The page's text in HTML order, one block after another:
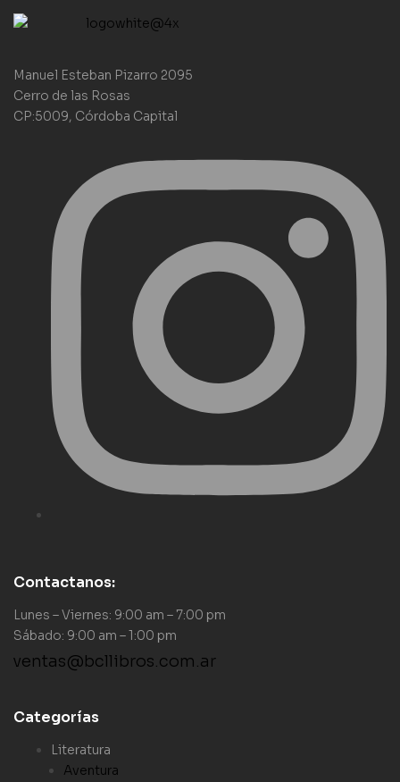
Manuel Esteban Pizarro 2095
Cerro de las Rosas
CP:5009, Córdoba Capital
Contactanos:
Lunes – Viernes: 9:00 am – 7:00 pm
Sábado: 9:00 am – 1:00 pm
ventas@bcllibros.com.ar
Categorías
Literatura
Aventura